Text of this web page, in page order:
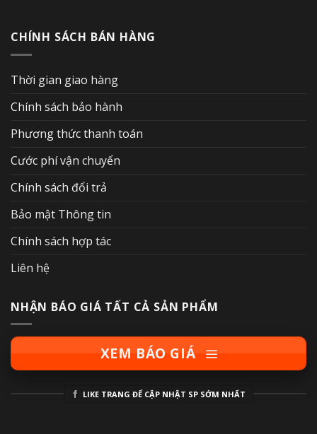
CHÍNH SÁCH BÁN HÀNG
Thời gian giao hàng
Chính sách bảo hành
Phương thức thanh toán
Cước phí vận chuyển
Chính sách đổi trả
Bảo mật Thông tin
Chính sách hợp tác
Liên hệ
NHẬN BÁO GIÁ TẤT CẢ SẢN PHẨM
XEM BÁO GIÁ
LIKE TRANG ĐỂ CẬP NHẬT SP SỚM NHẤT